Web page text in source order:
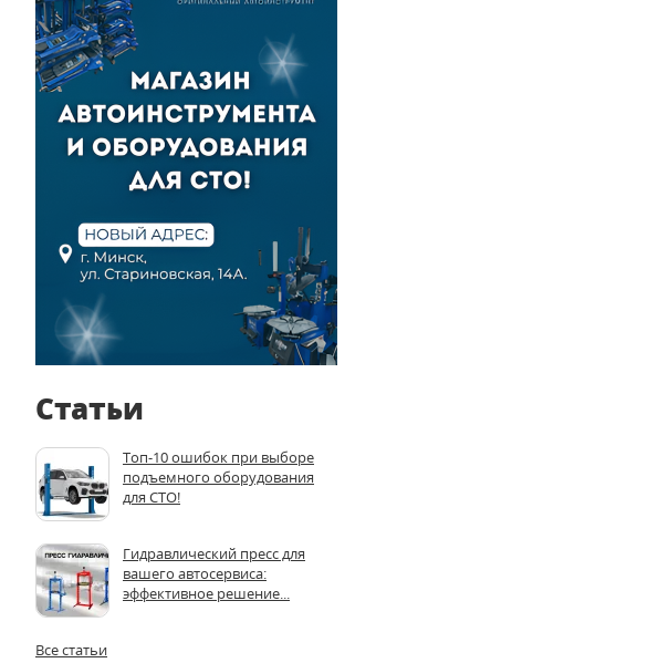
Статьи
Топ-10 ошибок при выборе
подъемного оборудования
для СТО!
Гидравлический пресс для
вашего автосервиса:
эффективное решение...
Все статьи